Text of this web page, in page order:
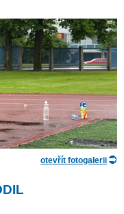
otevřít fotogalerii